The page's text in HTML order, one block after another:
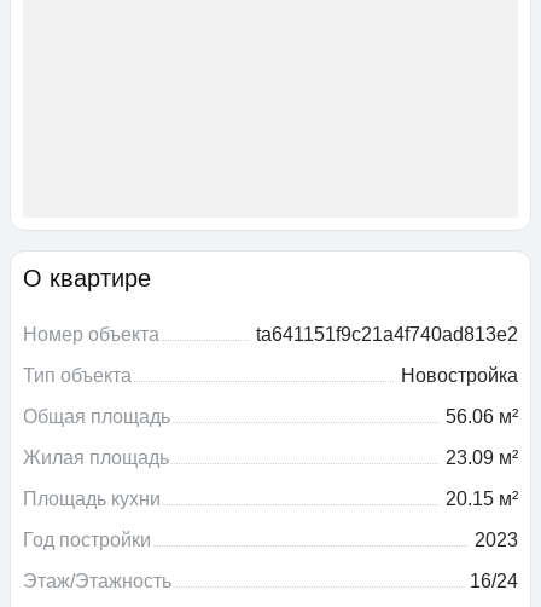
О квартире
Номер объекта
ta641151f9c21a4f740ad813e2
Тип объекта
Новостройка
Общая площадь
56.06 м²
Жилая площадь
23.09 м²
Площадь кухни
20.15 м²
Год постройки
2023
Этаж/Этажность
16/24